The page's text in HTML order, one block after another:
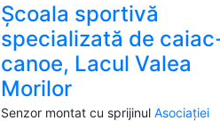
Școala sportivă
specializată de
canoe, Lacul Valea
Morilor
Senzor montat cu sprijinul Asociației